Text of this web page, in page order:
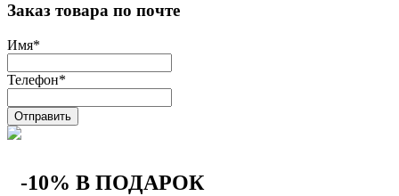
Заказ товара по почте
Имя*
Телефон*
Отправить
-10% В ПОДАРОК